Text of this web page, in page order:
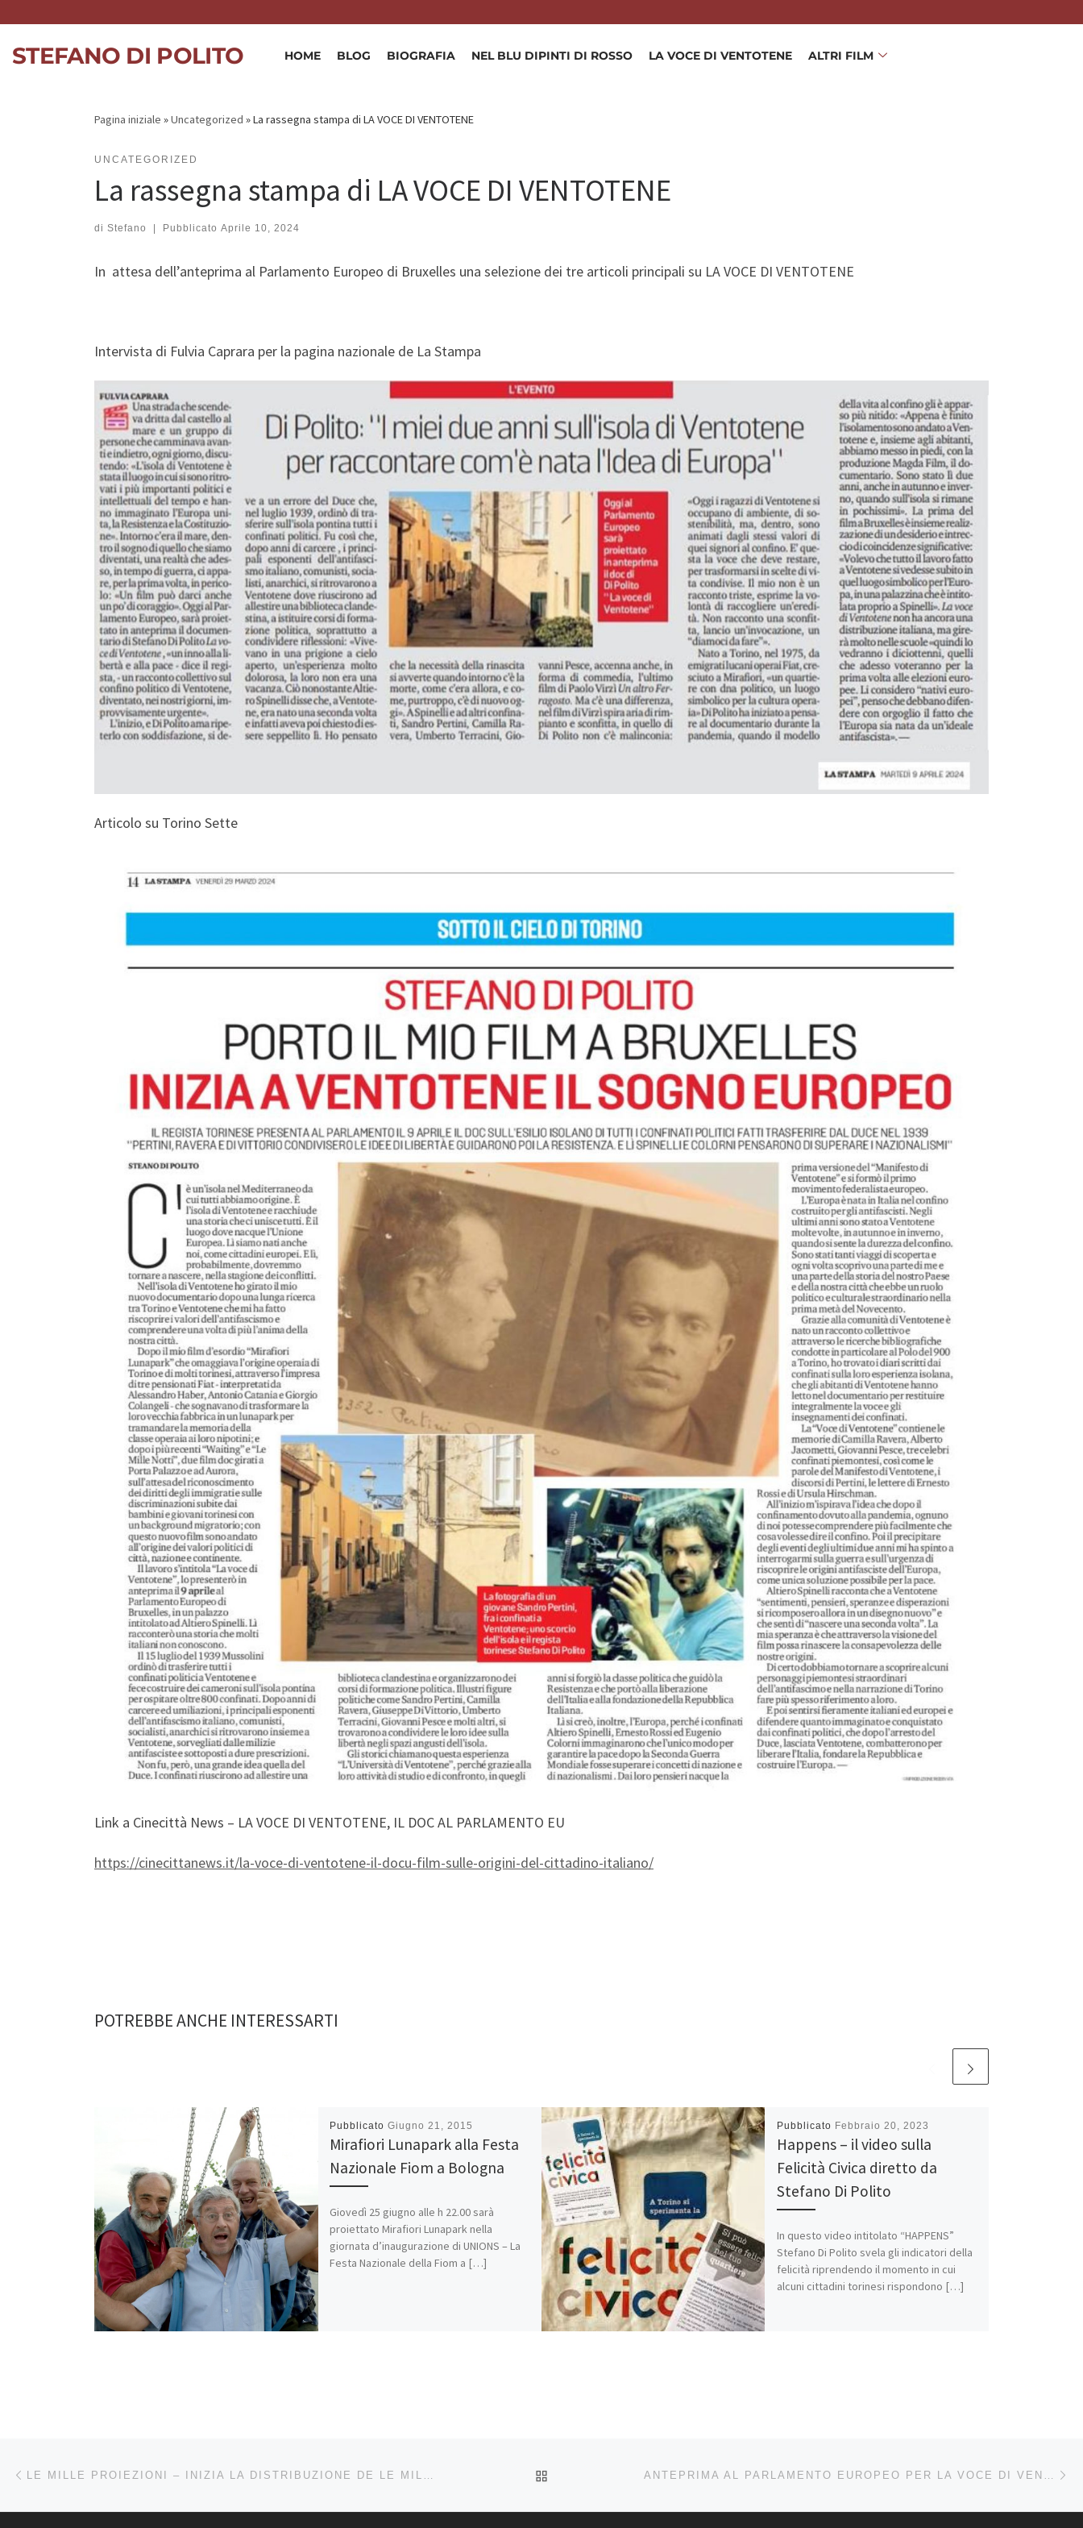
Skip to content
STEFANO DI POLITO HOME BLOG BIOGRAFIA NEL BLU DIPINTI DI ROSSO LA VOCE DI VENTOTENE ALTRI FILM
Pagina iniziale »Uncategorized »La rassegna stampa di LA VOCE DI VENTOTENE
UNCATEGORIZED
La rassegna stampa di LA VOCE DI VENTOTENE
di Stefano Pubblicato Aprile 10, 2024
In attesa dell’anteprima al Parlamento Europeo di Bruxelles una selezione dei tre articoli principali su LA VOCE DI VENTOTENE
Intervista di Fulvia Caprara per la pagina nazionale de La Stampa
Articolo su Torino Sette
Link a Cinecittà News – LA VOCE DI VENTOTENE, IL DOC AL PARLAMENTO EU
https://cinecittanews.it/la-voce-di-ventotene-il-docu-film-sulle-origini-del-cittadino-italiano/
POTREBBE ANCHE INTERESSARTI
Pubblicato Giugno 21, 2015
Mirafiori Lunapark alla Festa
Nazionale Fiom a Bologna
Giovedì 25 giugno alle h 22.00 sarà
proiettato Mirafiori Lunapark nella
giornata d’inaugurazione di UNIONS – La
Festa Nazionale della Fiom a […]
Pubblicato Febbraio 20, 2023
Happens – il video sulla
Felicità Civica diretto da
Stefano Di Polito
In questo video intitolato “HAPPENS”
Stefano Di Polito svela gli indicatori della
felicità riprendendo il momento in cui
alcuni cittadini torinesi rispondono […]
Navigazione articoli RITORNA ALLA LISTA DEGLI ARTICOLI